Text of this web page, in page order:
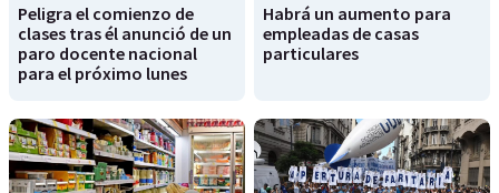
Peligra el comienzo de
clases tras él anunció de un
paro docente nacional
para el próximo lunes
Habrá un aumento para
empleadas de casas
particulares